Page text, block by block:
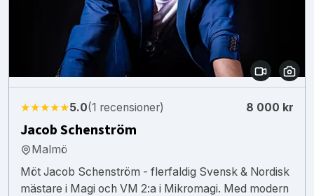
★★★★★5.0(1 recensioner) 8 000 kr
Jacob Schenström
Malmö
Möt Jacob Schenström - flerfaldig Svensk & Nordisk
mästare i Magi och VM 2:a i Mikromagi. Med modern